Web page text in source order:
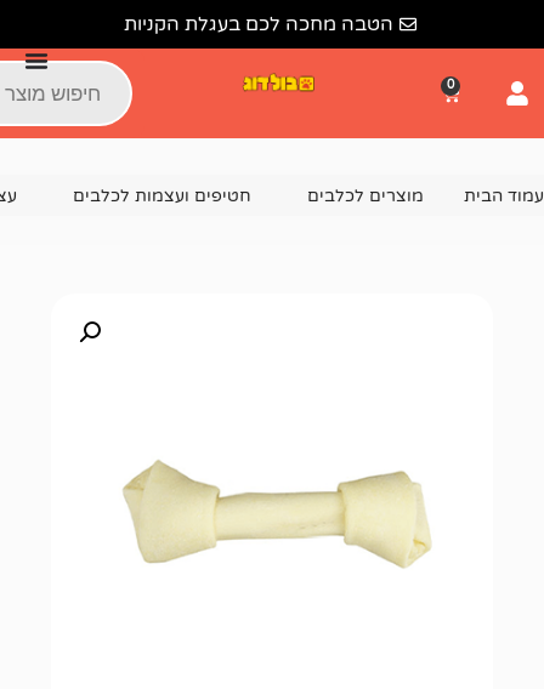
הטבה מחכה לכם בעגלת הקניות
לכלבים חטיפים ועצמות לכלבים עצמות לכלבים